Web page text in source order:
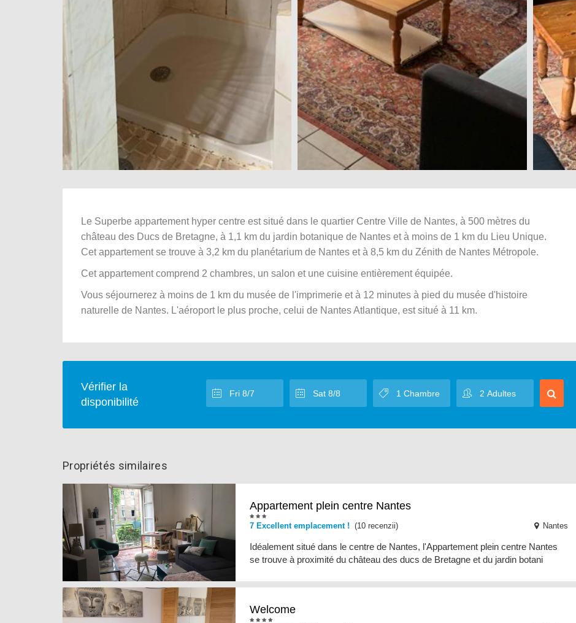
Le Superbe appartement hyper centre est situé dans le quartier Centre Ville de Nantes, à 500 mètres du
château des Ducs de Bretagne, à 1,1 km du jardin botanique de Nantes et à moins de 1 km du Lieu Unique.
Cet appartement se trouve à 3,2 km du planétarium de Nantes et à 8,5 km du Zénith de Nantes Métropole.
Cet appartement comprend 2 chambres, un salon et une cuisine entièrement équipée.
Vous séjournerez à moins de 1 km du musée de l'imprimerie et à 12 minutes à pied du musée d'histoire
naturelle de Nantes. L'aéroport le plus proche, celui de Nantes Atlantique, est situé à 11 km.
Vérifier la
disponibilité
Propriétés similaires
Appartement plein centre Nantes
7 Excellent emplacement ! (10 recenzii) Nantes
Idéalement situé dans le centre de Nantes, l'Appartement plein centre Nantes
se trouve à proximité du château des ducs de Bretagne et du jardin botani
Welcome